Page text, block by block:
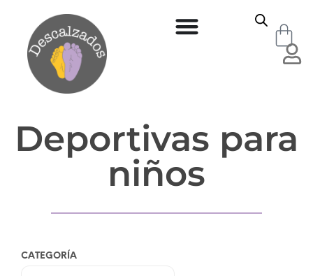
Deportivas para
niños
CATEGORÍA